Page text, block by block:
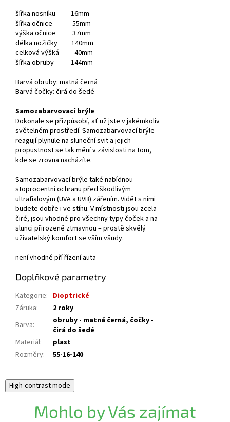
šířka nosníku 16mm
šířka očnice 55mm
výška očnice 37mm
délka nožičky 140mm
celková výšká 40mm
šířka obruby 144mm
Barvá obruby: matná černá
Barvá čočky: čirá do šedé
Samozabarvovací brýle
Dokonale se přizpůsobí, ať už jste v jakémkoliv
světelném prostředí. Samozabarvovací brýle
reagují plynule na sluneční svit a jejich
propustnost se tak mění v závislosti na tom,
kde se zrovna nacházíte.
Samozabarvovací brýle také nabídnou
stoprocentní ochranu před škodlivým
ultrafialovým (UVA a UVB) zářením. Vidět s nimi
budete dobře i ve stínu. V místnosti jsou zcela
čiré, jsou vhodné pro všechny typy čoček a na
slunci přirozeně ztmavnou – prostě skvělý
uživatelský komfort se vším všudy.
není vhodné pří řízení auta
Doplňkové parametry
Kategorie: Dioptrické
Záruka:
2 roky
Barva:
obruby - matná černá, čočky -
čirá do šedé
Materiál:
plast
Rozměry: 55-16-140
High-contrast mode
Mohlo by Vás zajímat